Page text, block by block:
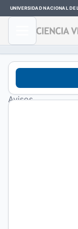
UNIVERSIDAD NACIONAL DE
Inicio
Avisos